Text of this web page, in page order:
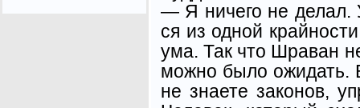
— Я ничего не делал.
ся из одной
ума. Так что Шраван
можно было ожидать.
не знаете законов,